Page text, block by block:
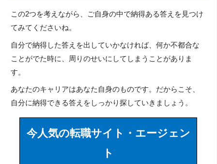
この2つを考えながら、ご自身の中で納得ある答えを見つけ
てみてくださいね。
自分で納得した答えを出していかなければ、何か不都合な
ことがでた時に、周りのせいにしてしまうことがありま
す。
あなたのキャリアはあなた自身のものです。だからこそ、
自分に納得できる答えをしっかり探していきましょう。
今人気の転職サイト・エージェン
ト